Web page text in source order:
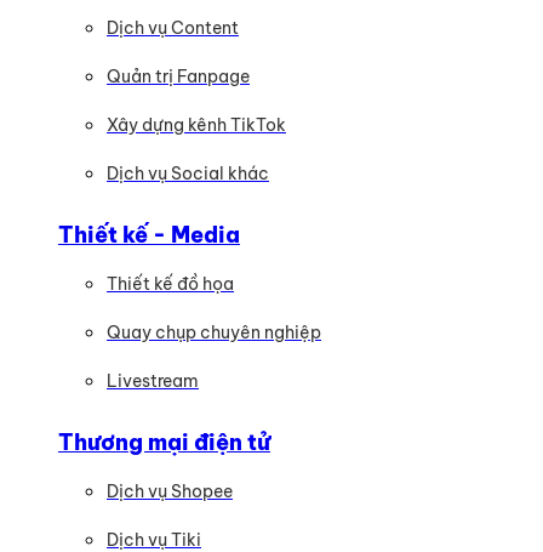
Dịch vụ Content
Quản trị Fanpage
Xây dựng kênh TikTok
Dịch vụ Social khác
Thiết kế - Media
Thiết kế đồ họa
Quay chụp chuyên nghiệp
Livestream
Thương mại điện tử
Dịch vụ Shopee
Dịch vụ Tiki